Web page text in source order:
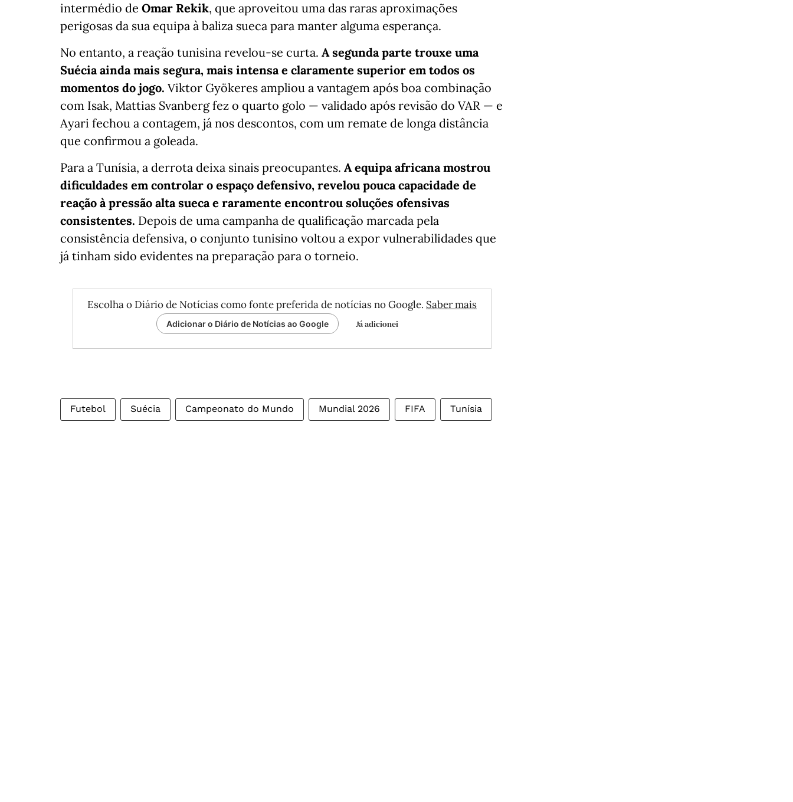
intermédio de Omar Rekik, que aproveitou uma das raras aproximações
perigosas da sua equipa à baliza sueca para manter alguma esperança.
No entanto, a reação tunisina revelou-se curta. A segunda parte trouxe uma
Suécia ainda mais segura, mais intensa e claramente superior em todos os
momentos do jogo. Viktor Gyökeres ampliou a vantagem após boa combinação
com Isak, Mattias Svanberg fez o quarto golo — validado após revisão do VAR — e
Ayari fechou a contagem, já nos descontos, com um remate de longa distância
que confirmou a goleada.
Para a Tunísia, a derrota deixa sinais preocupantes. A equipa africana mostrou
dificuldades em controlar o espaço defensivo, revelou pouca capacidade de
reação à pressão alta sueca e raramente encontrou soluções ofensivas
consistentes. Depois de uma campanha de qualificação marcada pela
consistência defensiva, o conjunto tunisino voltou a expor vulnerabilidades que
já tinham sido evidentes na preparação para o torneio.
Escolha o Diário de Notícias como fonte preferida de notícias no Google. Saber mais
Adicionar o Diário de Notícias ao Google Já adicionei
Futebol Suécia Campeonato do Mundo Mundial 2026 FIFA Tunísia